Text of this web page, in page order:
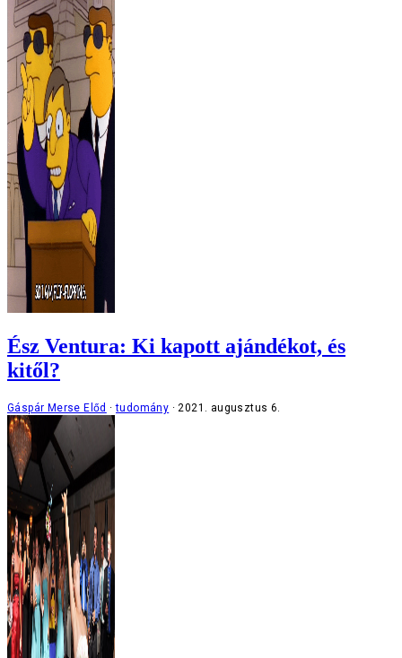
Ész Ventura: Ki kapott ajándékot, és
kitől?
Gáspár Merse Előd tudomány 2021. augusztus 6.